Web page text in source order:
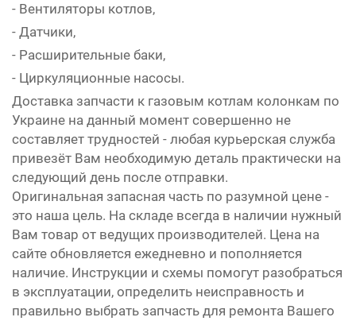
- Вентиляторы котлов,
- Датчики,
- Расширительные баки,
- Циркуляционные насосы.
Доставка запчасти к газовым котлам колонкам по
Украине на данный момент совершенно не
составляет трудностей - любая курьерская служба
привезёт Вам необходимую деталь практически на
следующий день после отправки.
Оригинальная запасная часть по разумной цене -
это наша цель. На складе всегда в наличии нужный
Вам товар от ведущих производителей. Цена на
сайте обновляется ежедневно и пополняется
наличие. Инструкции и схемы помогут разобраться
в эксплуатации, определить неисправность и
правильно выбрать запчасть для ремонта Вашего